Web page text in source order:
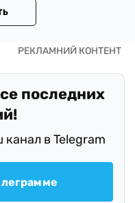
последних
в Telegram